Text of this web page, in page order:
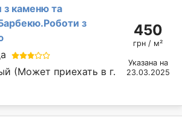
з каменю та
з
(Может приехать в г.
450
грн / м²
Указана на
23.03.2025